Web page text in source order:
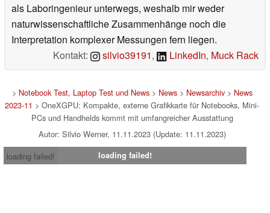
als Laboringenieur unterwegs, weshalb mir weder
naturwissenschaftliche Zusammenhänge noch die
Interpretation komplexer Messungen fern liegen.
Kontakt:
silvio39191, LinkedIn, Muck Rack
> Notebook Test, Laptop Test und News> News> Newsarchiv> News
2023-11 > OneXGPU: Kompakte, externe Grafikkarte für Notebooks, Mini-
PCs und Handhelds kommt mit umfangreicher Ausstattung
Autor: Silvio Werner, 11.11.2023 (Update: 11.11.2023)
loading failed!
loading failed!